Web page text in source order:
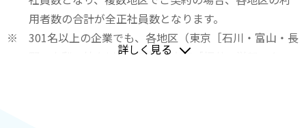
用者数の合計が全正社員数となります。
301名以上の企業でも、各地区（東京［石川・富山・長
野・山梨・神奈川より東］、大阪［福井・滋賀・奈
詳しく見る